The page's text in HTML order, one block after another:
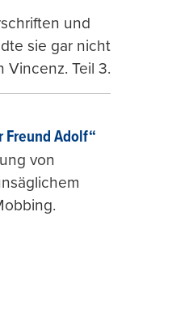
und
sie gar nicht
Vincenz. Teil 3.
Freund Adolf“
von